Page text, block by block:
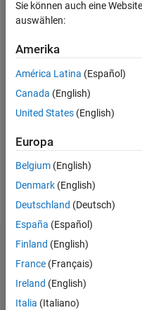
seit
2020
Followers:
0
Follow
Abzeichen
Liam
Sullivan's
Abzeichen
Sie können auch eine
auswählen:
Amerika
América Latina (Español)
Canada (English)
United States (English)
Europa
Belgium (English)
Denmark (English)
Deutschland (Deutsch)
España (Español)
Finland (English)
France (Français)
Ireland (English)
Italia (Italiano)